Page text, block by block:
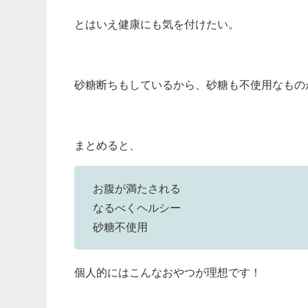
とはいえ健康にも気を付けたい。
砂糖断ちもしているから、砂糖も不使用なも
まとめると、
お腹が満たされる
なるべくヘルシー
砂糖不使用
個人的にはこんなおやつが理想です！